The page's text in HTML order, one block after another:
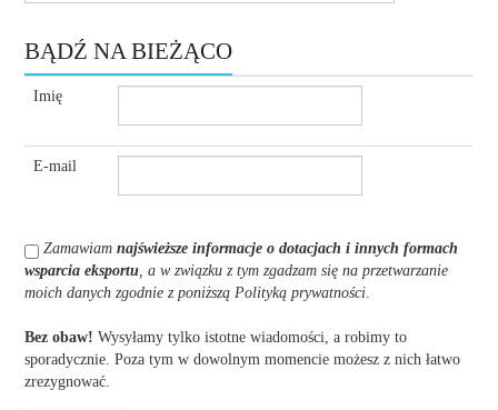
BĄDŹ NA BIEŻĄCO
Imię
E-mail
Zamawiamnajświeższe informacje o dotacjach i innych formach
wsparcia eksportu , a w związku z tym zgadzam się na przetwarzanie
moich danych zgodnie z poniższą Polityką prywatności
Bez obaw! Wysyłamy tylko istotne wiadomości, a robimy to
sporadycznie. Poza tym w dowolnym momencie możesz z nich łatwo
zrezygnować.